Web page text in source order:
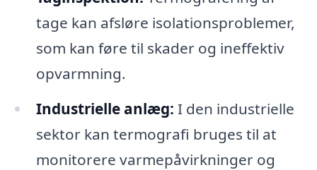
tage kan afsløre isolationsproblemer,
som kan føre til skader og ineffektiv
opvarmning.
Industrielle anlæg: I den industrielle
sektor kan termografi bruges til at
monitorere varmepåvirkninger og